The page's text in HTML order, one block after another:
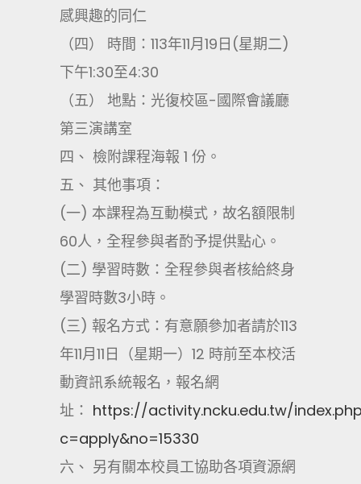
感興趣的同仁
（四） 時間：113年11月19日(星期二)
下午1:30至4:30
（五） 地點：光復校區-國際會議廳
第三演講室
四、 檢附課程海報 1 份。
五、 其他事項：
(一) 本課程為互動模式，故名額限制
60人，全程參與者酌予提供點心。
(二) 學習時數：全程參與者核給終身
學習時數3小時。
(三) 報名方式：有意願參加者請於113
年11月11日（星期一）12 時前至本校活
動資訊系統報名，報名網
址： https://activity.ncku.edu.tw/
c=apply&no=15330
六、 另有關本校員工協助各項資源網